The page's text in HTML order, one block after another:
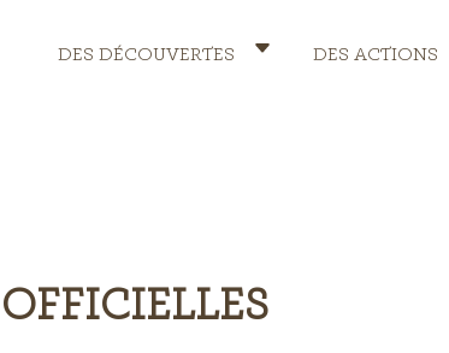
Header
DES DÉCOUVERTES DES ACTIONS